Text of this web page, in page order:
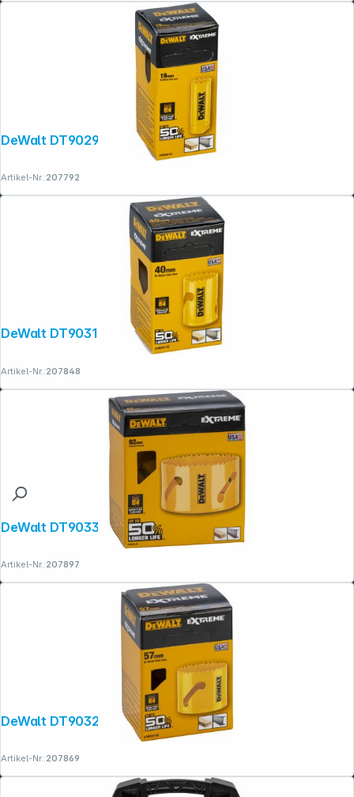
DeWalt DT90298-QZ Lochsäge 19mm
Artikel-Nr.:207792
DeWalt DT90312-QZ Lochsäge 40mm
Artikel-Nr.:207848
DeWalt DT90335-QZ Lochsäge 92mm
Artikel-Nr.:207897
DeWalt DT90322-QZ Lochsäge 57mm
Artikel-Nr.:207869